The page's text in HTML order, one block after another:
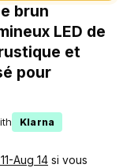
brun
LED de
et
pour
Klarna
Aug 14 si vous